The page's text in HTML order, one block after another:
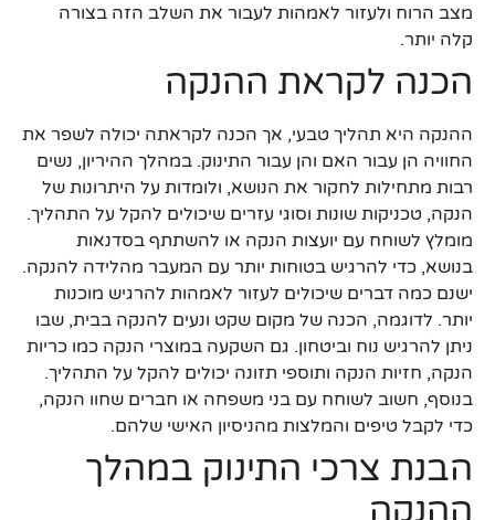
מצב הרוח ולעזור לאמהות לעבור את השלב הזה בצורה
קלה יותר.
הכנה לקראת ההנקה
ההנקה היא תהליך טבעי, אך הכנה לקראתה יכולה לשפר את
החוויה הן עבור האם והן עבור התינוק. במהלך ההיריון, נשים
רבות מתחילות לחקור את הנושא, ולומדות על היתרונות של
הנקה, טכניקות שונות וסוגי עזרים שיכולים להקל על התהליך.
מומלץ לשוחח עם יועצות הנקה או להשתתף בסדנאות
בנושא, כדי להרגיש בטוחות יותר עם המעבר מהלידה להנקה.
ישנם כמה דברים שיכולים לעזור לאמהות להרגיש מוכנות
יותר. לדוגמה, הכנה של מקום שקט ונעים להנקה בבית, שבו
ניתן להרגיש נוח וביטחון. גם השקעה במוצרי הנקה כמו כריות
הנקה, חזיות הנקה ותוספי תזונה יכולים להקל על התהליך.
בנוסף, חשוב לשוחח עם בני משפחה או חברים שחוו הנקה,
כדי לקבל טיפים והמלצות מהניסיון האישי שלהם.
הבנת צרכי התינוק במהלך
ההנקה